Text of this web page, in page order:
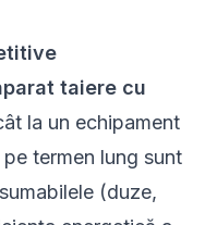
taiere cu
la un echipament
termen lung sunt
(duze,